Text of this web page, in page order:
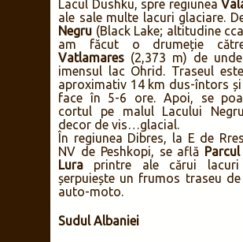
Lacul Dushku, spre regiunea
ale sale multe lacuri glaciare.
Negru (Black Lake; altitudine
am făcut o drumeție
Vatlamares (2,373 m) de
imensul lac Ohrid. Traseul
aproximativ 14 km dus-întors
face în 5-6 ore. Apoi, se
cortul pe malul Lacului
decor de vis…glacial.
În regiunea Dibres, la E de
NV de Peshkopi, se află
Lura printre ale cărui lacuri
șerpuiește un frumos traseu
auto-moto.
Sudul Albaniei